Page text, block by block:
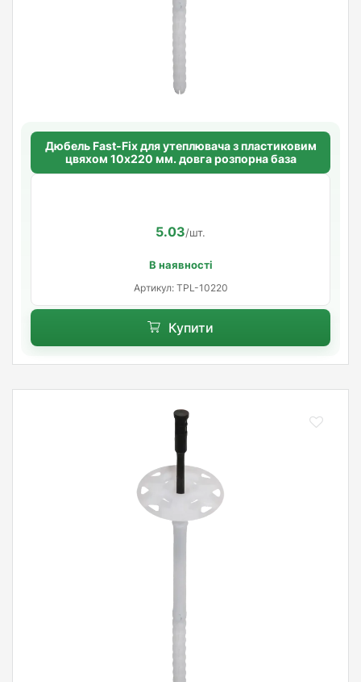
Дюбель Fast-Fix для утеплювача з пластиковим
цвяхом 10х220 мм. довга розпорна база
5.03/шт.
В наявності
Артикул: TPL-10220
Купити